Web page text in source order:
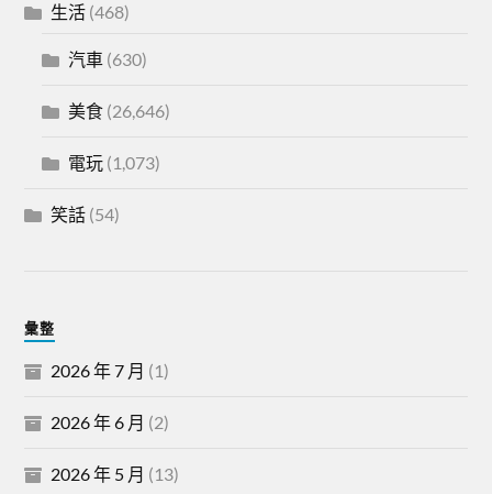
生活 (468)
汽車 (630)
美食 (26,646)
電玩 (1,073)
笑話 (54)
彙整
2026 年 7 月 (1)
2026 年 6 月 (2)
2026 年 5 月 (13)